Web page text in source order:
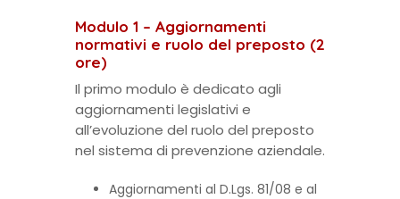
Modulo 1 – Aggiornamenti
normativi e ruolo del preposto (2
ore)
Il primo modulo è dedicato agli
aggiornamenti legislativi e
all’evoluzione del ruolo del preposto
nel sistema di prevenzione aziendale.
Aggiornamenti al D.Lgs. 81/08 e al